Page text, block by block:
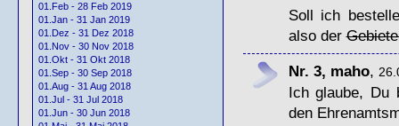
01.Feb - 28 Feb 2019
01.Jan - 31 Jan 2019
01.Dez - 31 Dez 2018
01.Nov - 30 Nov 2018
01.Okt - 31 Okt 2018
01.Sep - 30 Sep 2018
01.Aug - 31 Aug 2018
01.Jul - 31 Jul 2018
01.Jun - 30 Jun 2018
Soll ich
also der
Nr. 3, maho,
Ich glaube, Du
den